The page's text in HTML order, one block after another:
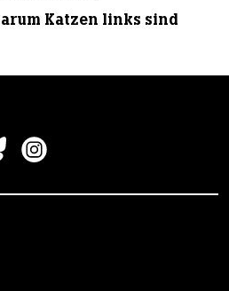
Katzen links sind